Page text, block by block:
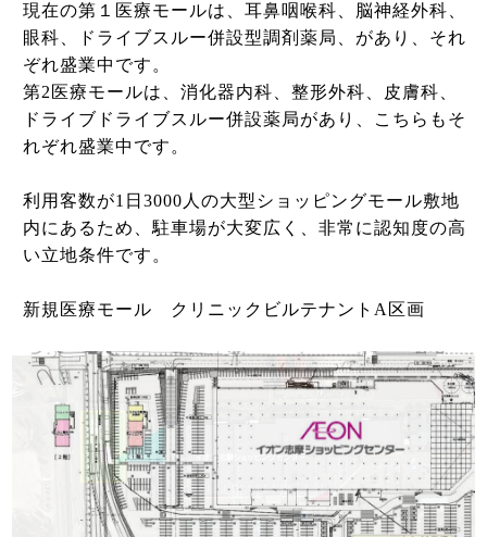
現在の第１医療モールは、耳鼻咽喉科、脳神経外科、
眼科、ドライブスルー併設型調剤薬局、があり、それ
ぞれ盛業中です。
第2医療モールは、消化器内科、整形外科、皮膚科、
ドライブドライブスルー併設薬局があり、こちらもそ
れぞれ盛業中です。
利用客数が1日3000人の大型ショッピングモール敷地
内にあるため、駐車場が大変広く、非常に認知度の高
い立地条件です。
新規医療モール クリニックビルテナントA区画